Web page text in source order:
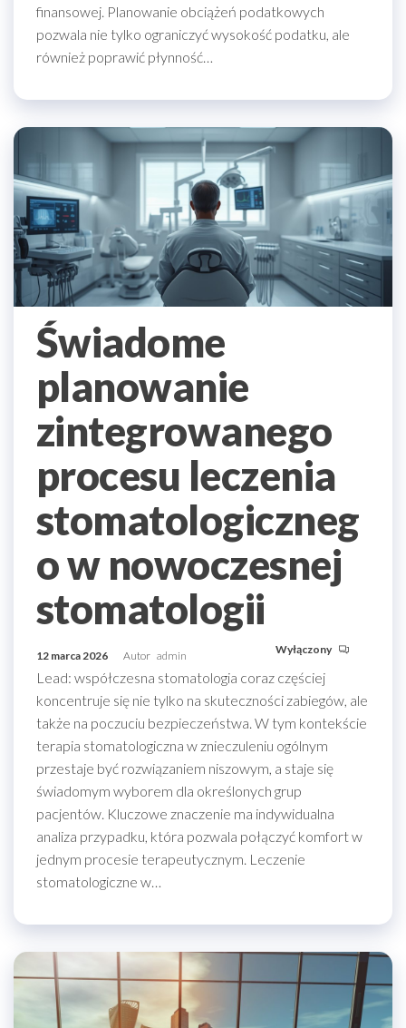
finansowej. Planowanie obciążeń podatkowych
pozwala nie tylko ograniczyć wysokość podatku, ale
również poprawić płynność…
Świadome
planowanie
zintegrowanego
procesu leczenia
stomatologiczneg
o w nowoczesnej
stomatologii
12 marca 2026 Autor admin Wyłączony
Lead: współczesna stomatologia coraz częściej
koncentruje się nie tylko na skuteczności zabiegów, ale
także na poczuciu bezpieczeństwa. W tym kontekście
terapia stomatologiczna w znieczuleniu ogólnym
przestaje być rozwiązaniem niszowym, a staje się
świadomym wyborem dla określonych grup
pacjentów. Kluczowe znaczenie ma indywidualna
analiza przypadku, która pozwala połączyć komfort w
jednym procesie terapeutycznym. Leczenie
stomatologiczne w…